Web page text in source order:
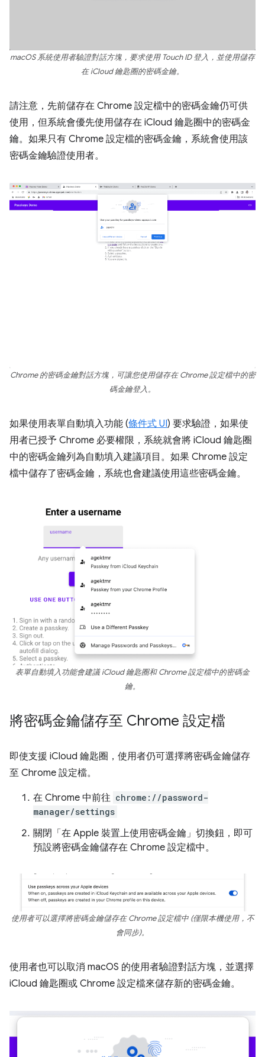
macOS 系統使用者驗證對話方塊，要求使用 Touch ID 登入，並使用儲存
在 iCloud 鑰匙圈的密碼金鑰。
請注意，先前儲存在 Chrome 設定檔中的密碼金鑰仍可供
使用，但系統會優先使用儲存在 iCloud 鑰匙圈中的密碼金
鑰。如果只有 Chrome 設定檔的密碼金鑰，系統會使用該
密碼金鑰驗證使用者。
Chrome 的密碼金鑰對話方塊，可讓您使用儲存在 Chrome 設定檔中的密
碼金鑰登入。
如果使用表單自動填入功能 (條件式 UI) 要求驗證，如果使
用者已授予 Chrome 必要權限，系統就會將 iCloud 鑰匙圈
中的密碼金鑰列為自動填入建議項目。如果 Chrome 設定
檔中儲存了密碼金鑰，系統也會建議使用這些密碼金鑰。
表單自動填入功能會建議 iCloud 鑰匙圈和 Chrome 設定檔中的密碼金
鑰。
將密碼金鑰儲存至 Chrome 設定檔
即使支援 iCloud 鑰匙圈，使用者仍可選擇將密碼金鑰儲存
至 Chrome 設定檔。
在 Chrome 中前往 chrome://password-
manager/settings
關閉「在 Apple 裝置上使用密碼金鑰」 切換鈕，即可
預設將密碼金鑰儲存在 Chrome 設定檔中。
使用者可以選擇將密碼金鑰儲存在 Chrome 設定檔中 (僅限本機使用，不
會同步)。
使用者也可以取消 macOS 的使用者驗證對話方塊，並選擇
iCloud 鑰匙圈或 Chrome 設定檔來儲存新的密碼金鑰。